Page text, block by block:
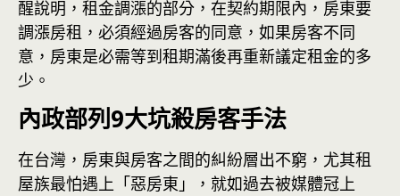
醒說明，租金調漲的部分，在契約期限內，房東要
調漲房租，必須經過房客的同意，如果房客不同
意，房東是必需等到租期滿後再重新議定租金的多
少。
內政部列9大坑殺房客手法
在台灣，房東與房客之間的糾紛層出不窮，尤其租
屋族最怕遇上「惡房東」，就如過去被媒體冠上